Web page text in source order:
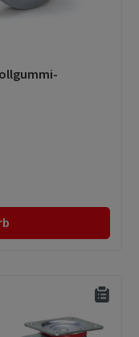
5 Sternen